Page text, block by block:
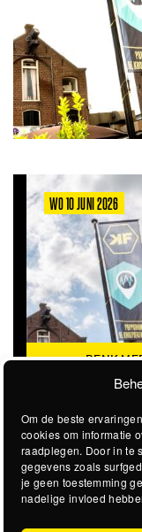
Om de beste
cookies om informatie
raadplegen. Door in te
gegevens zoals
je geen toestemming
nadelige invloed
WO 10 JUNI 2026
DENK